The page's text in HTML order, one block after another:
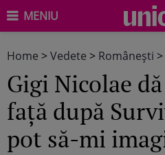
MENIU
Home >Vedete > Româneşti >
Gigi Nicolae
față după
pot să-mi